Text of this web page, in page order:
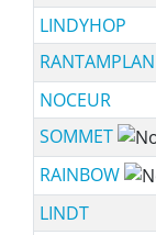
LINDYHOP
RANTAMPLAN
NOCEUR
SOMMET
RAINBOW
LINDT